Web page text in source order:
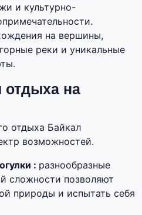
и культурно-
на вершины,
реки и уникальные
на
отдыха Байкал
возможностей.
: разнообразные
сложности позволяют
природы и испытать себя